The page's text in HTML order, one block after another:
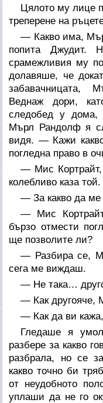
Цялото му лице
треперене на
— Какво има,
попита Джудит.
срамежливия му
долавяше, че
забавачницата,
Веднаж дори,
следобед у дома,
Мърл Рандолф я
видя. — Кажи
погледна право в
— Мис
колебливо каза той.
— За какво да
— Мис
бързо отмести
ще позволите ли?
— Разбира се,
сега ме виждаш.
— Не така…
— Как другояче,
— Как да ви
Гледаше я
разбере за какво
разбрала, но се
какво точно би
от неудобното
уплаши да не го